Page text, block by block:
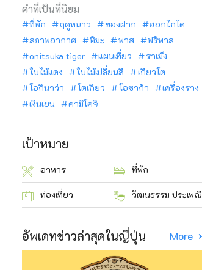
คำที่เป็นที่นิยม
ที่พัก ฤดูหนาว ของฝาก
ฮอกไกโด
สภาพอากาศ
หิมะ พาส
ฟรีพาส
onitsuka tiger
แผนเที่ยว
ราเม็ง
ใบไม้แดง
ใบไม้เปลี่ยนสี
เกียวโต
โอกินาว่า
โตเกียว โอซาก้า
เครื่องราง
เงินเยน
คามิโคจิ
เป้าหมาย
อาหาร ที่พัก
ท่องเที่ยว วัฒนธรรม ประเพณี
อัพเดทข่าวล่าสุดในญี่ปุ่น More